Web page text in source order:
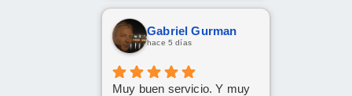
por todo!
Gabriel Gurman
hace 5 días
Muy buen servicio. Y muy